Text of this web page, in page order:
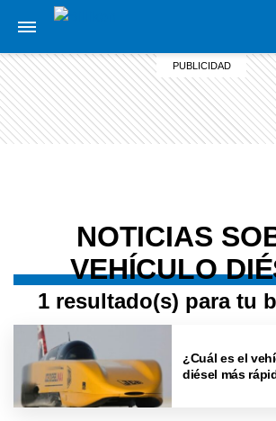
NOTICIAS
VEHÍCULO
1 resultado(s) para tu
¿Cuál es el
diésel más